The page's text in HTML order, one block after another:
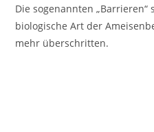
Die sogenannten
biologische Art der
mehr überschritten.